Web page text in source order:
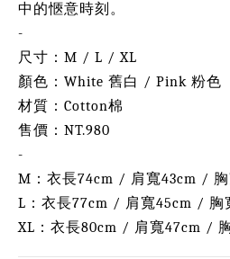
中的愜意時刻。
-
尺寸：M / L / XL
顏色：White 舊白 / Pink 粉
材質：Cotton棉
售價：NT.980
-
M：衣長74cm / 肩寬43cm / 胸
L：衣長77cm / 肩寬45cm / 胸
XL：衣長80cm / 肩寬47cm /